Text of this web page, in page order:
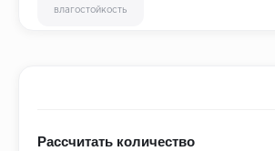
влагостойкость
Рассчитать количество